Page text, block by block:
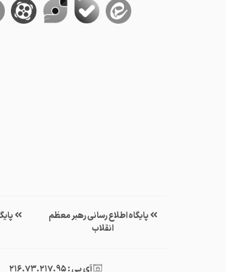
پایگاه اطلاع رسانی رهبر معظم
انقلاب